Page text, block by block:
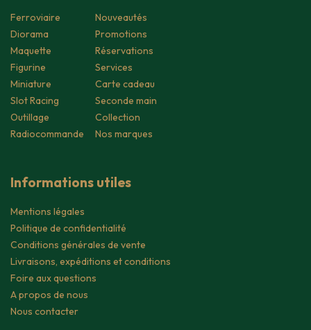
Ferroviaire
Diorama
Maquette
Figurine
Miniature
Slot Racing
Outillage
Radiocommande
Nouveautés
Promotions
Réservations
Services
Carte cadeau
Seconde main
Collection
Nos marques
Informations utiles
Mentions légales
Politique de confidentialité
Conditions générales de vente
Livraisons, expéditions et conditions
Foire aux questions
A propos de nous
Nous contacter